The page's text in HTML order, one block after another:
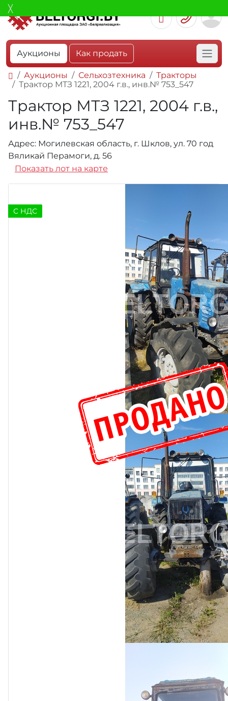
Аукционы Как продать
Аукционы Сельхозтехника
Тракторы
Трактор МТЗ 1221, 2004 г.в., инв.№ 753_547
Трактор МТЗ 1221, 2004 г.в.,
инв.№ 753_547
Адрес: Могилевская область, г. Шклов, ул. 70 год
Вяликай Перамоги, д. 56
Показать лот на карте
C НДС